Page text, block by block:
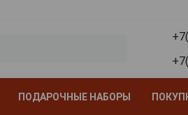
ПОДАРОЧНЫЕ НАБОРЫ